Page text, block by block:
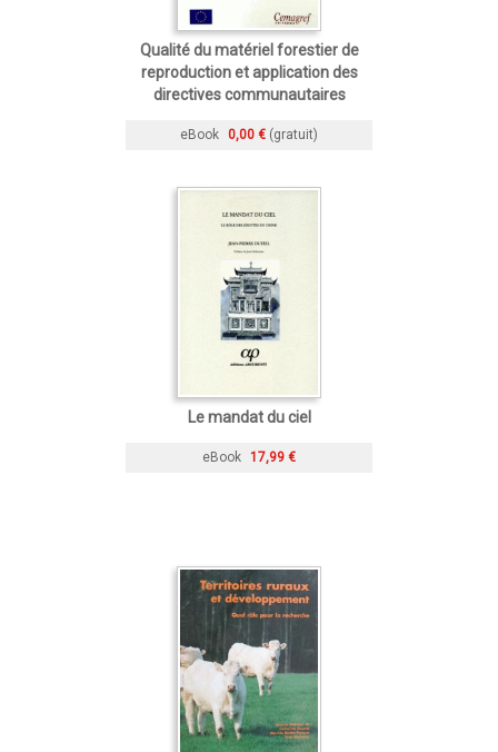
Qualité du matériel forestier de
reproduction et application des
directives communautaires
eBook 0,00 € (gratuit)
Le mandat du ciel
eBook 17,99 €